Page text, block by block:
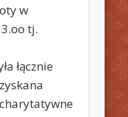
w
tj.
łącznie